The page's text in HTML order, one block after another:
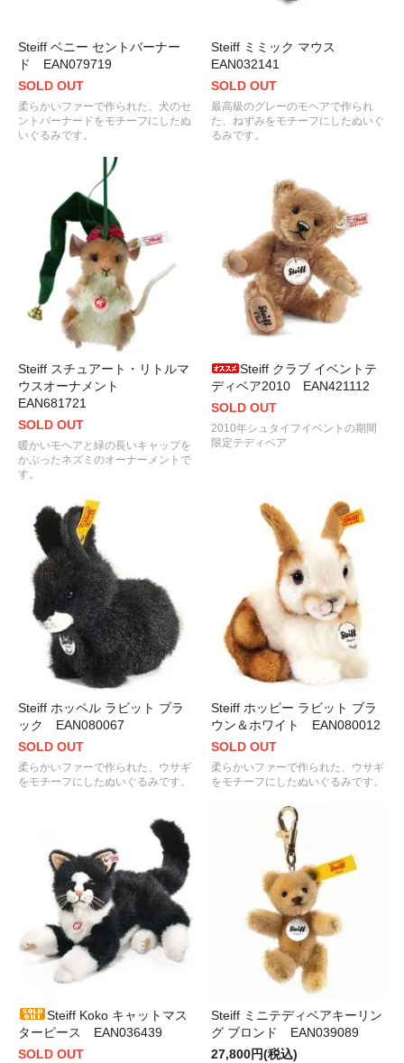
Steiff ベニー セントバーナー
ド EAN079719
SOLD OUT
柔らかいファーで作られた、犬のセ
ントバーナードをモチーフにしたぬ
いぐるみです。
Steiff ミミック マウス
EAN032141
SOLD OUT
最高級のグレーのモヘアで作られ
た、ねずみをモチーフにしたぬいぐ
るみです。
Steiff スチュアート・リトルマ
ウスオーナメント
EAN681721
SOLD OUT
暖かいモヘアと緑の長いキャップを
かぶったネズミのオーナーメントで
す。
Steiff クラブ イベントテ
ディベア2010 EAN421112
SOLD OUT
2010年シュタイフイベントの期間
限定テディベア
Steiff ホッペル ラビット ブラ
ック EAN080067
SOLD OUT
柔らかいファーで作られた、ウサギ
をモチーフにしたぬいぐるみです。
Steiff ホッピー ラビット ブラ
ウン＆ホワイト EAN080012
SOLD OUT
柔らかいファーで作られた、ウサギ
をモチーフにしたぬいぐるみです。
Steiff Koko キャットマス
ターピース EAN036439
SOLD OUT
Steiff ミニテディベアキーリン
グ ブロンド EAN039089
27,800円(税込)